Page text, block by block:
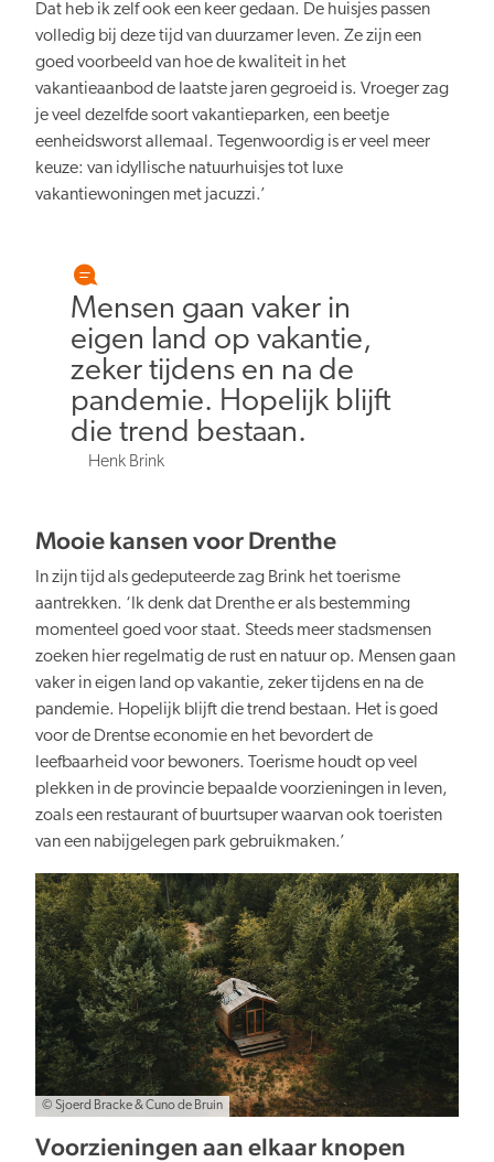
Nederland overal aantrekkelijk
Verduurzaming
Kennis en data
Dat heb ik zelf ook een keer gedaan. De huisjes passen
volledig bij deze tijd van duurzamer leven. Ze zijn een
goed voorbeeld van hoe de kwaliteit in het
vakantieaanbod de laatste jaren gegroeid is. Vroeger zag
je veel dezelfde soort vakantieparken, een beetje
eenheidsworst allemaal. Tegenwoordig is er veel meer
keuze: van idyllische natuurhuisjes tot luxe
vakantiewoningen met jacuzzi.’
Mensen gaan vaker in
eigen land op vakantie,
zeker tijdens en na de
pandemie. Hopelijk blijft
die trend bestaan.
Henk Brink
Mooie kansen voor Drenthe
In zijn tijd als gedeputeerde zag Brink het toerisme
aantrekken. ‘Ik denk dat Drenthe er als bestemming
momenteel goed voor staat. Steeds meer stadsmensen
zoeken hier regelmatig de rust en natuur op. Mensen gaan
vaker in eigen land op vakantie, zeker tijdens en na de
pandemie. Hopelijk blijft die trend bestaan. Het is goed
voor de Drentse economie en het bevordert de
leefbaarheid voor bewoners. Toerisme houdt op veel
plekken in de provincie bepaalde voorzieningen in leven,
zoals een restaurant of buurtsuper waarvan ook toeristen
van een nabijgelegen park gebruikmaken.’
© Sjoerd Bracke & Cuno de Bruin
Voorzieningen aan elkaar knopen